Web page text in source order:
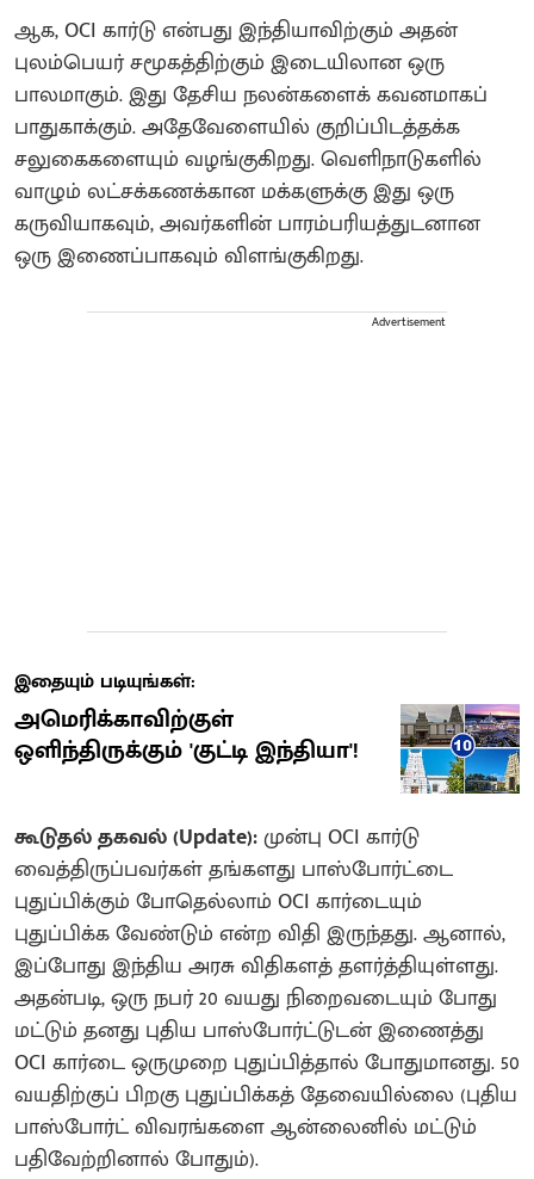
ஆக, OCI கார்டு என்பது இந்தியாவிற்கும் அதன்
புலம்பெயர் சமூகத்திற்கும் இடையிலான ஒரு
பாலமாகும். இது தேசிய நலன்களைக் கவனமாகப்
பாதுகாக்கும். அதேவேளையில் குறிப்பிடத்தக்க
சலுகைகளையும் வழங்குகிறது. வெளிநாடுகளில்
வாழும் லட்சக்கணக்கான மக்களுக்கு இது ஒரு
கருவியாகவும், அவர்களின் பாரம்பரியத்துடனான
ஒரு இணைப்பாகவும் விளங்குகிறது.
Advertisement
இதையும் படியுங்கள்:
அமெரிக்காவிற்குள்
ஒளிந்திருக்கும் 'குட்டி இந்தியா'!
கூடுதல் தகவல் (Update):முன்பு OCI கார்டு
வைத்திருப்பவர்கள் தங்களது பாஸ்போர்ட்டை
புதுப்பிக்கும் போதெல்லாம் OCI கார்டையும்
புதுப்பிக்க வேண்டும் என்ற விதி இருந்தது. ஆனால்,
இப்போது இந்திய அரசு விதிகளத் தளர்த்தியுள்ளது.
அதன்படி, ஒரு நபர் 20 வயது நிறைவடையும் போது
மட்டும் தனது புதிய பாஸ்போர்ட்டுடன் இணைத்து
OCI கார்டை ஒருமுறை புதுப்பித்தால் போதுமானது. 50
வயதிற்குப் பிறகு புதுப்பிக்கத் தேவையில்லை (புதிய
பாஸ்போர்ட் விவரங்களை ஆன்லைனில் மட்டும்
பதிவேற்றினால் போதும்).